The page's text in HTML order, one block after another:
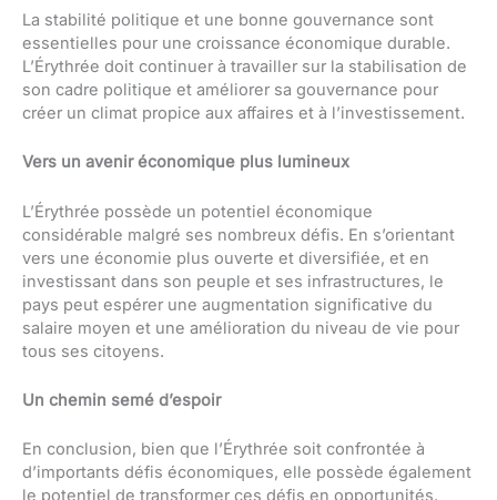
La stabilité politique et une bonne gouvernance sont
essentielles pour une croissance économique durable.
L’Érythrée doit continuer à travailler sur la stabilisation de
son cadre politique et améliorer sa gouvernance pour
créer un climat propice aux affaires et à l’investissement.
Vers un avenir économique plus lumineux
L’Érythrée possède un potentiel économique
considérable malgré ses nombreux défis. En s’orientant
vers une économie plus ouverte et diversifiée, et en
investissant dans son peuple et ses infrastructures, le
pays peut espérer une augmentation significative du
salaire moyen et une amélioration du niveau de vie pour
tous ses citoyens.
Un chemin semé d’espoir
En conclusion, bien que l’Érythrée soit confrontée à
d’importants défis économiques, elle possède également
le potentiel de transformer ces défis en opportunités.